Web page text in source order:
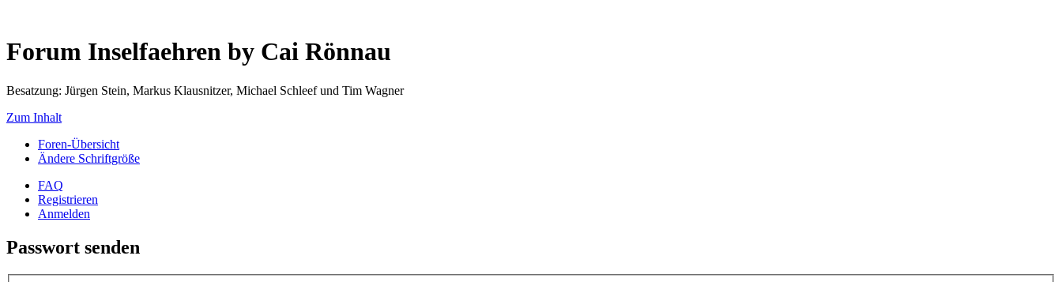
Forum Inselfaehren by Cai Rönnau
Besatzung: Jürgen Stein, Markus Klausnitzer, Michael Schleef und Tim Wagner
Zum Inhalt
Foren-Übersicht
Ändere Schriftgröße
FAQ
Registrieren
Anmelden
Passwort senden